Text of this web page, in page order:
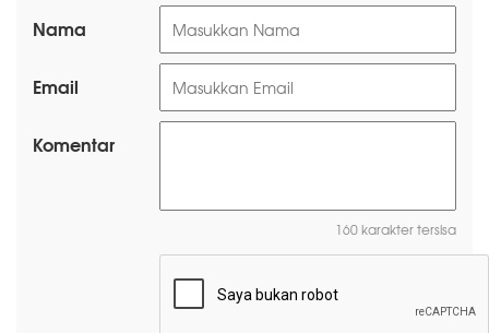
Nama
Email
Komentar
160 karakter tersisa